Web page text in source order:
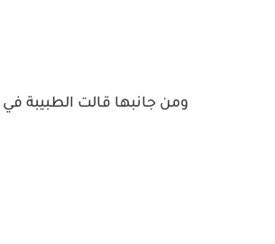
ومن جانبها قالت الطبيبة